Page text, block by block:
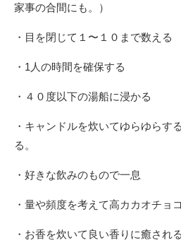
家事の合間にも。）
・目を閉じて１〜１０まで数える
・1人の時間を確保する
・４０度以下の湯船に浸かる
・キャンドルを炊いてゆらゆら
る。
・好きな飲みのもので一息
・量や頻度を考えて高カカオチョ
・お香を炊いて良い香りに癒される